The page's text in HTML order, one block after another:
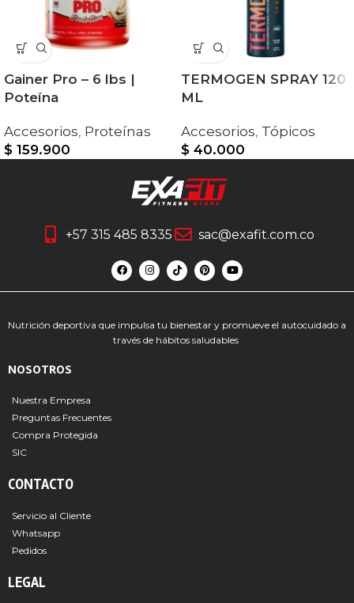
Gainer Pro – 6 lbs |
Poteína
Accesorios, Proteínas
$ 159.900
TERMOGEN SPRAY 120
ML
Accesorios, Tópicos
$ 40.000
+57 315 485 8335 sac@exafit.com.co
Nutrición deportiva que impulsa tu bienestar y promueve el autocuidado a
través de hábitos saludables
NOSOTROS
Nuestra Empresa
Preguntas Frecuentes
Compra Protegida
SIC
CONTACTO
Servicio al Cliente
Whatsapp
Pedidos
LEGAL